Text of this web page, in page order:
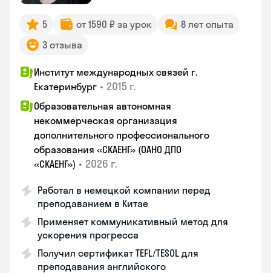
5 от 1590 ₽ за урок
8 лет опыта
3 отзыва
Институт международных связей г.
Екатеринбург • 2015 г.
Образовательная автономная
некоммерческая организация
дополнительного профессионального
образования «СКАЕНГ» (ОАНО ДПО
«СКАЕНГ») • 2026 г.
Работал в немецкой компании перед
преподаванием в Китае
Применяет коммуникативный метод для
ускорения прогресса
Получил сертификат TEFL/TESOL для
преподавания английского